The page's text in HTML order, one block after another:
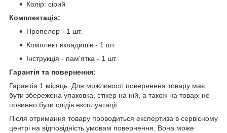
Колір: сірий
Комплектація:
Пропелер - 1 шт.
Комплект вкладишів - 1 шт.
Інструкція - пам'ятка - 1 шт.
Гарантія та повернення:
Гарантія 1 місяць. Для можливості повернення товару має
бути збережена упаковка, стікер на ній, а також на товарі не
повинно бути слідів експлуатації.
Після отримання товару проводиться експертиза в сервісному
центрі на відповідність умовам повернення. Вона може